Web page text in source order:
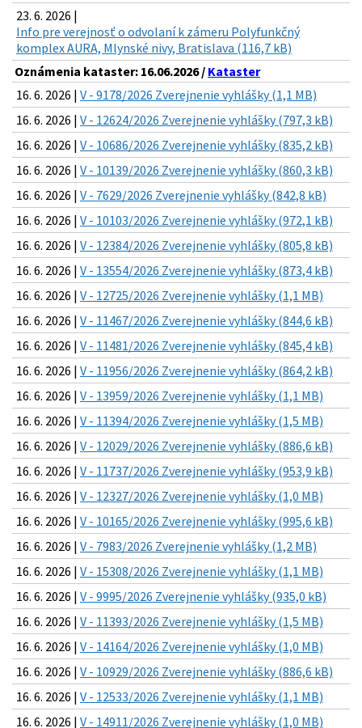
23. 6. 2026 |
Info pre verejnosť o odvolaní k zámeru Polyfunkčný
komplex AURA, Mlynské nivy, Bratislava (116,7 kB)
Oznámenia kataster: 16.06.2026 / Kataster
16. 6. 2026 | V - 9178/2026 Zverejnenie vyhlášky (1,1 MB)
16. 6. 2026 | V - 12624/2026 Zverejnenie vyhlášky (797,3 kB)
16. 6. 2026 | V - 10686/2026 Zverejnenie vyhlášky (835,2 kB)
16. 6. 2026 | V - 10139/2026 Zverejnenie vyhlášky (860,3 kB)
16. 6. 2026 | V - 7629/2026 Zverejnenie vyhlášky (842,8 kB)
16. 6. 2026 | V - 10103/2026 Zverejnenie vyhlášky (972,1 kB)
16. 6. 2026 | V - 12384/2026 Zverejnenie vyhlášky (805,8 kB)
16. 6. 2026 | V - 13554/2026 Zverejnenie vyhlášky (873,4 kB)
16. 6. 2026 | V - 12725/2026 Zverejnenie vyhlášky (1,1 MB)
16. 6. 2026 | V - 11467/2026 Zverejnenie vyhlášky (844,6 kB)
16. 6. 2026 | V - 11481/2026 Zverejnenie vyhlášky (845,4 kB)
16. 6. 2026 | V - 11956/2026 Zverejnenie vyhlášky (864,2 kB)
16. 6. 2026 | V - 13959/2026 Zverejnenie vyhlášky (1,1 MB)
16. 6. 2026 | V - 11394/2026 Zverejnenie vyhlášky (1,5 MB)
16. 6. 2026 | V - 12029/2026 Zverejnenie vyhlášky (886,6 kB)
16. 6. 2026 | V - 11737/2026 Zverejnenie vyhlášky (953,9 kB)
16. 6. 2026 | V - 12327/2026 Zverejnenie vyhlášky (1,0 MB)
16. 6. 2026 | V - 10165/2026 Zverejnenie vyhlášky (995,6 kB)
16. 6. 2026 | V - 7983/2026 Zverejnenie vyhlášky (1,2 MB)
16. 6. 2026 | V - 15308/2026 Zverejnenie vyhlášky (1,1 MB)
16. 6. 2026 | V - 9995/2026 Zverejnenie vyhlášky (935,0 kB)
16. 6. 2026 | V - 11393/2026 Zverejnenie vyhlášky (1,5 MB)
16. 6. 2026 | V - 14164/2026 Zverejnenie vyhlášky (1,0 MB)
16. 6. 2026 | V - 10929/2026 Zverejnenie vyhlášky (886,6 kB)
16. 6. 2026 | V - 12533/2026 Zverejnenie vyhlášky (1,1 MB)
16. 6. 2026 | V - 14911/2026 Zverejnenie vyhlášky (1,0 MB)